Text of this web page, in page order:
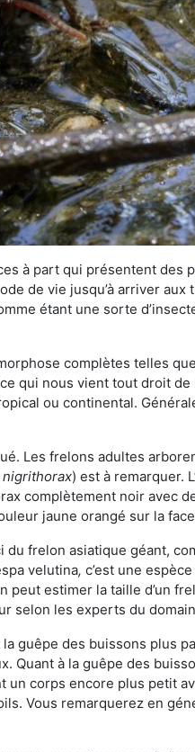
à part qui présentent des
de vie jusqu’à arriver aux
étant une sorte
complètes telles
qui nous vient tout droit de
ou continental.
Les frelons adultes
nigrithorax) est à remarquer.
complètement noir avec
jaune orangé sur la
frelon asiatique géant,
velutina, c’est une
peut estimer la taille d’un
selon les experts du
guêpe des buissons plus
Quant à la guêpe des
corps encore plus petit
Vous remarquerez en